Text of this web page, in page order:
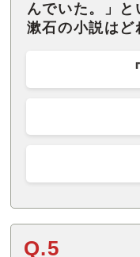
んでいた。」と
漱石の小説はど
Q.5